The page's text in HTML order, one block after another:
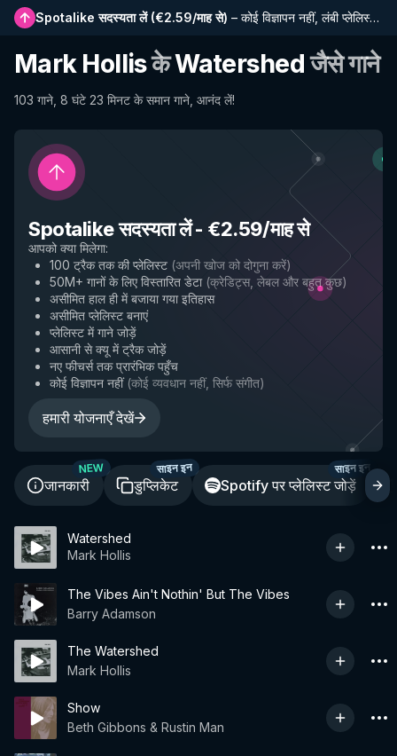
Spotalike सदस्यता लें(€2.59/माह से) – कोई विज्ञापन नहीं, लंबी प्लेलिस्ट, पूर्ण इतिहास और नई सुविधाओं तक प्रारंभिक पहुंच
Mark HollisकेWatershedजैसे गाने
103 गाने, 8 घंटे 23 मिनट के समान गाने, आनंद लें!
Spotalike सदस्यता लें- €2.59/माह से
आपको क्या मिलेगा:
100 ट्रैक तक की प्लेलिस्ट (अपनी खोज को दोगुना करें)
50M+ गानों के लिए विस्तारित डेटा (क्रेडिट्स, लेबल और बहुत कुछ)
असीमित हाल ही में बजाया गया इतिहास
असीमित प्लेलिस्ट बनाएं
प्लेलिस्ट में गाने जोड़ें
आसानी से क्यू में ट्रैक जोड़ें
नए फीचर्स तक प्रारंभिक पहुँच
कोई विज्ञापन नहीं (कोई व्यवधान नहीं, सिर्फ संगीत)
हमारी योजनाएँ देखें
जानकारी
NEW
डुप्लिकेट
साइन इन
Spotify पर प्लेलिस्ट जोड़ें
साइन इन
Watershed
Mark Hollis
The Vibes Ain't Nothin' But The Vibes
Barry Adamson
The Watershed
Mark Hollis
Show
Beth Gibbons & Rustin Man